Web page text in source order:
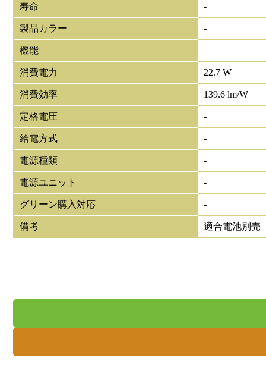
寿命 -
製品カラー -
機能
消費電力 22.7 W
消費効率 139.6 lm/W
定格電圧 -
給電方式 -
電源種類 -
電源ユニット -
グリーン購入対応 -
備考 適合電池別売